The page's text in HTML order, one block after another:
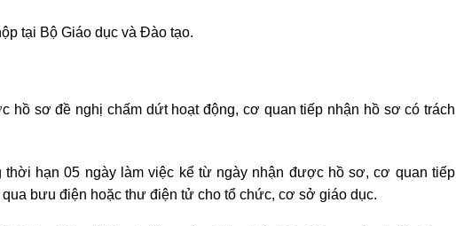
tại Bộ Giáo dục và Đào tạo.
hồ sơ đề nghị chấm dứt hoạt động, cơ quan tiếp nhận hồ sơ có trách
hạn 05 ngày làm việc kể từ ngày nhận được hồ sơ, cơ quan tiếp
bưu điện hoặc thư điện tử cho tổ chức, cơ sở giáo dục.